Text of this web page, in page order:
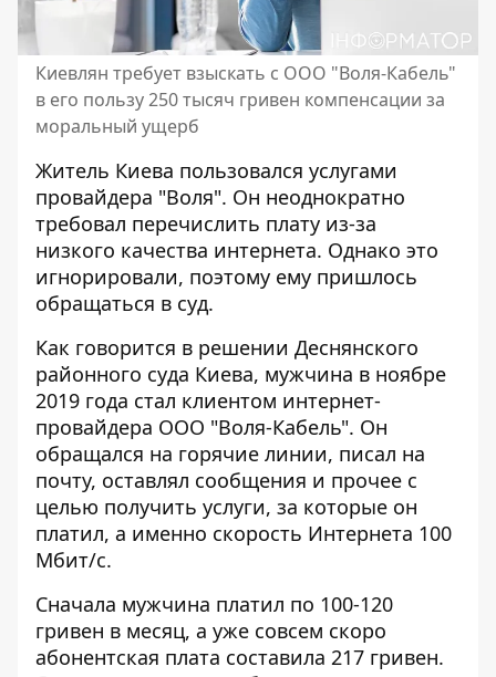
Киевлян требует взыскать с ООО "Воля-Кабель"
в его пользу 250 тысяч гривен компенсации за
моральный ущерб
Житель Киева пользовался услугами
провайдера "Воля". Он неоднократно
требовал перечислить плату из-за
низкого качества интернета. Однако это
игнорировали, поэтому ему пришлось
обращаться в суд.
Как говорится в решении Деснянского
районного суда Киева, мужчина в ноябре
2019 года стал клиентом интернет-
провайдера ООО "Воля-Кабель". Он
обращался на горячие линии, писал на
почту, оставлял сообщения и прочее с
целью получить услуги, за которые он
платил, а именно скорость Интернета 100
Мбит/с.
Сначала мужчина платил по 100-120
гривен в месяц, а уже совсем скоро
абонентская плата составила 217 гривен.